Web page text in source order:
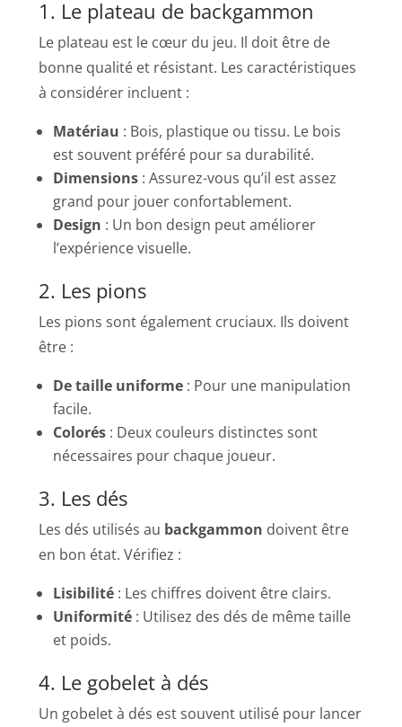
1. Le plateau de backgammon
Le plateau est le cœur du jeu. Il doit être de
bonne qualité et résistant. Les caractéristiques
à considérer incluent :
Matériau : Bois, plastique ou tissu. Le bois
est souvent préféré pour sa durabilité.
Dimensions : Assurez-vous qu’il est assez
grand pour jouer confortablement.
Design : Un bon design peut améliorer
l’expérience visuelle.
2. Les pions
Les pions sont également cruciaux. Ils doivent
être :
De taille uniforme : Pour une manipulation
facile.
Colorés : Deux couleurs distinctes sont
nécessaires pour chaque joueur.
3. Les dés
Les dés utilisés au backgammon doivent être
en bon état. Vérifiez :
Lisibilité : Les chiffres doivent être clairs.
Uniformité : Utilisez des dés de même taille
et poids.
4. Le gobelet à dés
Un gobelet à dés est souvent utilisé pour lancer